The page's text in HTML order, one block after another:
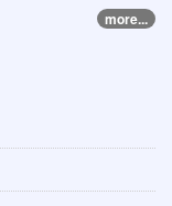
more...